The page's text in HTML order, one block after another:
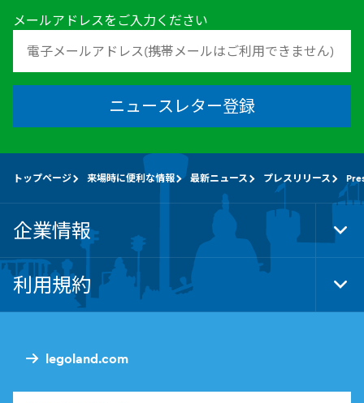
メールアドレスをご入力ください
ニュースレター登録
legoland.com
トップページ 来場時に便利な情報 最新ニュース プレスリリース
企業情報
利用規約